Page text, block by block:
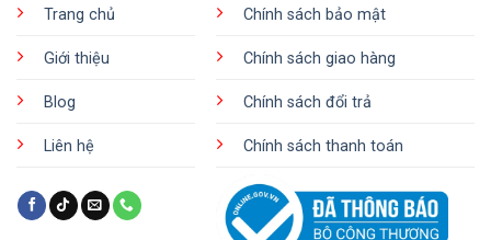
Trang chủ
Giới thiệu
Blog
Liên hệ
Chính sách bảo mật
Chính sách giao hàng
Chính sách đổi trả
Chính sách thanh toán